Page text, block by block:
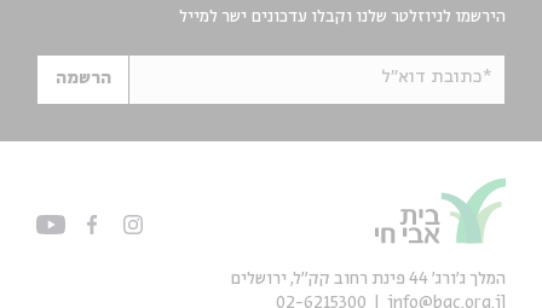
הירשמו לניוזלטר שלנו וקבלו עדכונים ישר למייל
*כתובת דוא"ל הרשמה
המלך ג'ורג' 44 פינת רחוב קק״ל, ירושלים
info@bac.org.il
02-6215300